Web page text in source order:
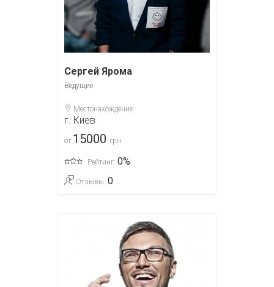
Сергей Ярома
Ведущие
Местонахождение:
г. Киев
от 15000 грн.
Рейтинг: 0%
Отзывы: 0